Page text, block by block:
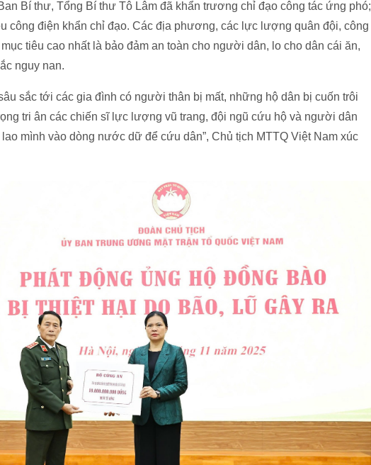
Bí thư, Tổng Bí thư Tô Lâm đã khẩn trương chỉ đạo công tác ứng phó;
công điện khẩn chỉ đạo. Các địa phương, các lực lượng quân đội, công
tiêu cao nhất là bảo đảm an toàn cho người dân, lo cho dân cái ăn,
nguy nan.
sắc tới các gia đình có người thân bị mất, những hộ dân bị cuốn trôi
tri ân các chiến sĩ lực lượng vũ trang, đội ngũ cứu hộ và người dân
mình vào dòng nước dữ để cứu dân”, Chủ tịch MTTQ Việt Nam xúc